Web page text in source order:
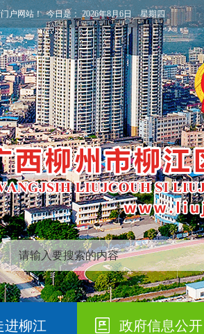
户网站！ 今日是：2026年8月6日 星期四
进柳江 政府信息公开